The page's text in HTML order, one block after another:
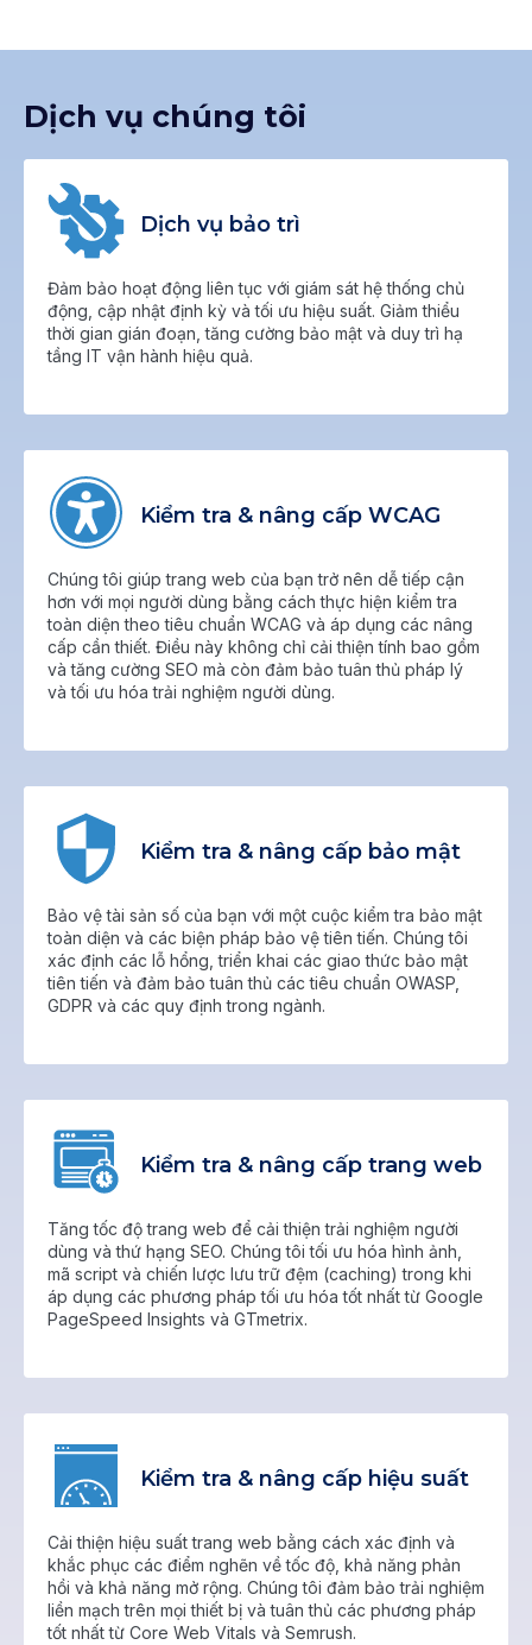
Dịch vụ chúng tôi
Dịch vụ bảo trì
Đảm bảo hoạt động liên tục với giám sát hệ thống chủ
động, cập nhật định kỳ và tối ưu hiệu suất. Giảm thiểu
thời gian gián đoạn, tăng cường bảo mật và duy trì hạ
tầng IT vận hành hiệu quả.
Kiểm tra & nâng cấp WCAG
Chúng tôi giúp trang web của bạn trở nên dễ tiếp cận
hơn với mọi người dùng bằng cách thực hiện kiểm tra
toàn diện theo tiêu chuẩn WCAG và áp dụng các nâng
cấp cần thiết. Điều này không chỉ cải thiện tính bao gồm
và tăng cường SEO mà còn đảm bảo tuân thủ pháp lý
và tối ưu hóa trải nghiệm người dùng.
Kiểm tra & nâng cấp bảo mật
Bảo vệ tài sản số của bạn với một cuộc kiểm tra bảo mật
toàn diện và các biện pháp bảo vệ tiên tiến. Chúng tôi
xác định các lỗ hổng, triển khai các giao thức bảo mật
tiên tiến và đảm bảo tuân thủ các tiêu chuẩn OWASP,
GDPR và các quy định trong ngành.
Kiểm tra & nâng cấp trang web
Tăng tốc độ trang web để cải thiện trải nghiệm người
dùng và thứ hạng SEO. Chúng tôi tối ưu hóa hình ảnh,
mã script và chiến lược lưu trữ đệm (caching) trong khi
áp dụng các phương pháp tối ưu hóa tốt nhất từ Google
PageSpeed Insights và GTmetrix.
Kiểm tra & nâng cấp hiệu suất
Cải thiện hiệu suất trang web bằng cách xác định và
khắc phục các điểm nghẽn về tốc độ, khả năng phản
hồi và khả năng mở rộng. Chúng tôi đảm bảo trải nghiệm
liền mạch trên mọi thiết bị và tuân thủ các phương pháp
tốt nhất từ Core Web Vitals và Semrush.